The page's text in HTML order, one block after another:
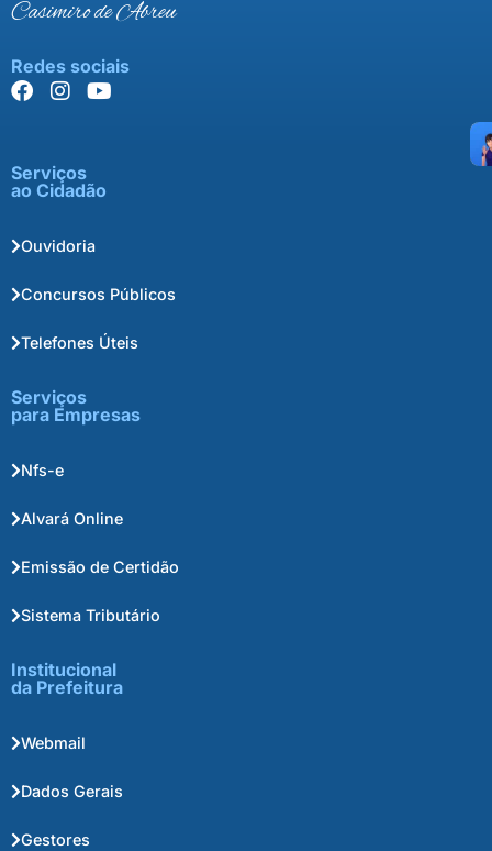
Casimiro de Abreu
Redes sociais
Serviços
ao Cidadão
Ouvidoria
Concursos Públicos
Telefones Úteis
Serviços
para Empresas
Nfs-e
Alvará Online
Emissão de Certidão
Sistema Tributário
Institucional
da Prefeitura
Webmail
Dados Gerais
Gestores